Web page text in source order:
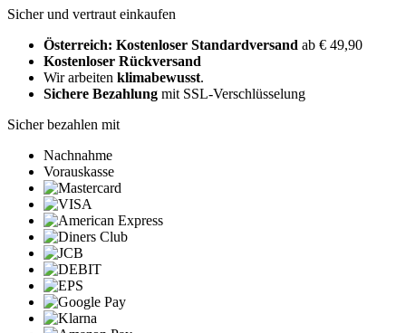
Sicher und vertraut einkaufen
Österreich: Kostenloser Standardversand ab € 49,90
Kostenloser Rückversand
Wir arbeiten klimabewusst.
Sichere Bezahlung mit SSL-Verschlüsselung
Sicher bezahlen mit
Nachnahme
Vorauskasse